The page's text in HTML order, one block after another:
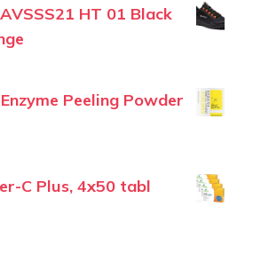
HT 01 Black
Peeling Powder
C Plus, 4x50 tabl